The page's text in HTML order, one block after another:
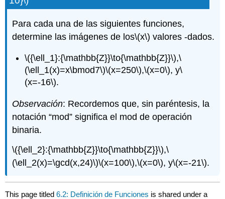
Para cada una de las siguientes funciones,
determine las imágenes de los\(x\) valores -dados.
\({\ell_1}:{\mathbb{Z}}\to{\mathbb{Z}}\),\
(\ell_1(x)=x\bmod7\)\(x=250\),\(x=0\), y\
(x=-16\).
Observación: Recordemos que, sin paréntesis, la
notación “mod” significa el mod de operación
binaria.
\({\ell_2}:{\mathbb{Z}}\to{\mathbb{Z}}\),\
(\ell_2(x)=\gcd(x,24)\)\(x=100\),\(x=0\), y\(x=-21\).
This page titled6.2: Definición de Funciones is shared under a